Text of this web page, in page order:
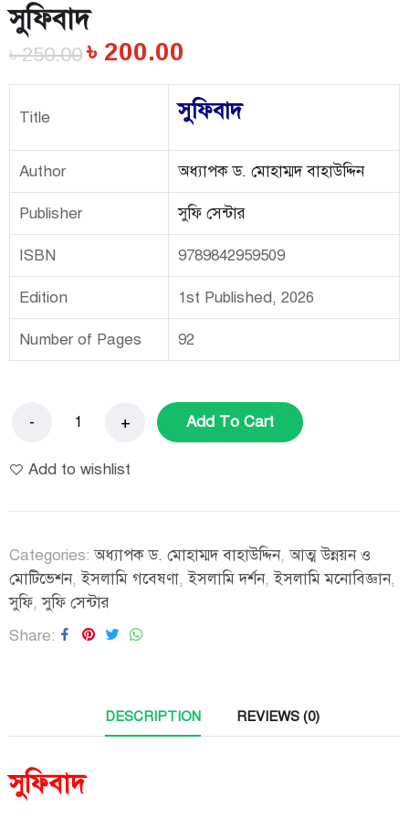
সুফিবাদ
৳250.00 ৳ 200.00
Title সুফিবাদ
Author অধ্যাপক ড. মোহাম্মদ বাহাউদ্দিন
Publisher সুফি সেন্টার
ISBN 9789842959509
Edition 1st Published, 2026
Number of Pages 92
Add To Cart
Add to wishlist
Categories:অধ্যাপক ড. মোহাম্মদ বাহাউদ্দিন,আত্ম উন্নয়ন ও
মোটিভেশন,ইসলামি গবেষণা,ইসলামি দর্শন,ইসলামি মনোবিজ্ঞান,
সুফি,সুফি সেন্টার
Share
DESCRIPTION REVIEWS (0)
সুফিবাদ